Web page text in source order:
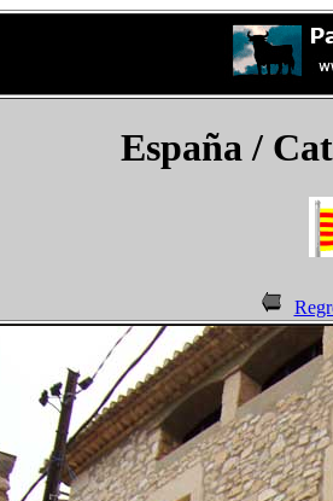
España/